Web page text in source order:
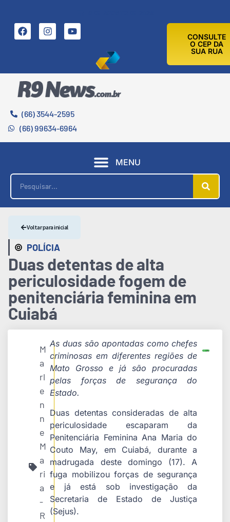
CONSULTE
O CEP DA
SUA RUA
(66) 3544-2595
(66) 99634-6964
MENU
POLÍCIA
Voltar para inicial
Duas detentas de alta
periculosidade fogem de
penitenciária feminina em
Cuiabá
M
a
rl
e
n
n
e
M
a
ri
a
-
R
As duas são apontadas como chefes
criminosas em diferentes regiões de
Mato Grosso e já são procuradas
pelas forças de segurança do
Estado.
Duas detentas consideradas de alta
periculosidade escaparam da
Penitenciária Feminina Ana Maria do
Couto May, em Cuiabá, durante a
madrugada deste domingo (17). A
fuga mobilizou forças de segurança
e já está sob investigação da
Secretaria de Estado de Justiça
(Sejus).